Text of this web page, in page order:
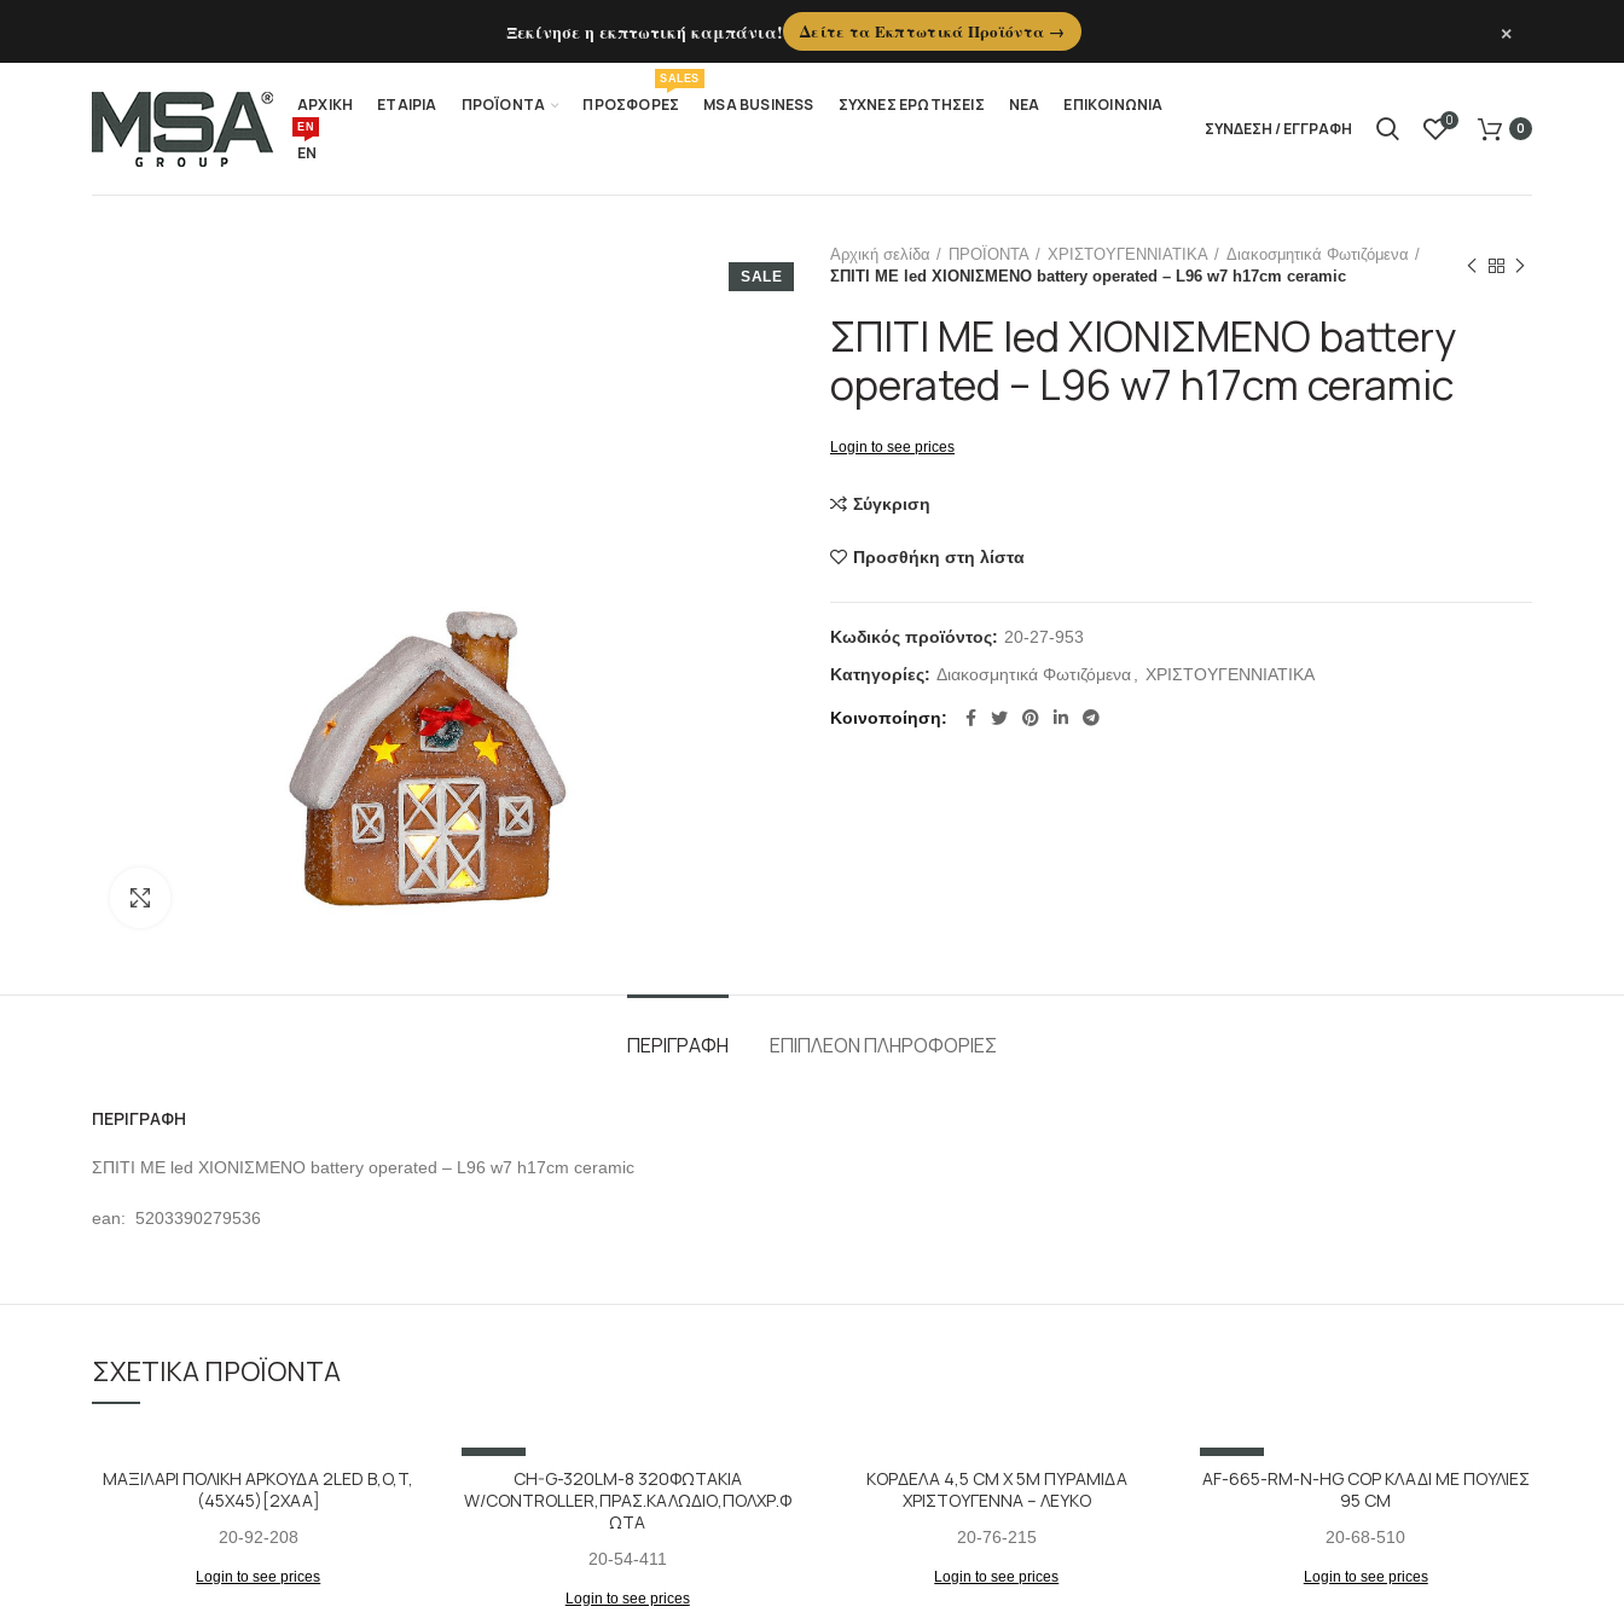
ΑΡΧΙΚΗ ΕΤΑΙΡΙΑ ΠΡΟΪΟΝΤΑ ΠΡΟΣΦΟΡΕΣ
SALES
MSA BUSINESS ΣΥΧΝΕΣ ΕΡΩΤΗΣΕΙΣ ΝΕΑ ΕΠΙΚΟΙΝΩΝΙΑ
EN
EN ΣΥΝΔΕΣΗ / ΕΓΓΡΑΦΗ 0
0
SALE
Αρχική σελίδα ΠΡΟΪΟΝΤΑ ΧΡΙΣΤΟΥΓΕΝΝΙΑΤΙΚΑ
Διακοσμητικά Φωτιζόμενα
ΣΠΙΤΙ ΜΕ led ΧΙΟΝΙΣΜΕΝΟ battery operated – L96 w7 h17cm ceramic
ΣΠΙΤΙ ΜΕ led ΧΙΟΝΙΣΜΕΝΟ battery
operated – L96 w7 h17cm ceramic
Login to see prices
Σύγκριση
Προσθήκη στη λίστα
Κωδικός προϊόντος: 20-27-953
Κατηγορίες: Διακοσμητικά Φωτιζόμενα ΧΡΙΣΤΟΥΓΕΝΝΙΑΤΙΚΑ
Κοινοποίηση
ΠΕΡΙΓΡΑΦΉ ΕΠΙΠΛΈΟΝ ΠΛΗΡΟΦΟΡΊΕΣ
ΠΕΡΙΓΡΑΦΉ
ΣΠΙΤΙ ΜΕ led ΧΙΟΝΙΣΜΕΝΟ battery operated – L96 w7 h17cm ceramic
ean: 5203390279536
ΣΧΕΤΙΚΆ ΠΡΟΪΌΝΤΑ
ΜΑΞΙΛΑΡΙ ΠΟΛΙΚΗ ΑΡΚΟΥΔΑ 2LED B,O,T,
(45X45)[2XAA]
20-92-208
Login to see prices
CH-G-320LM-8 320ΦΩΤΑΚΙΑ
W/CONTROLLER,ΠΡΑΣ.ΚΑΛΩΔΙΟ,ΠΟΛΧΡ.Φ
ΩΤΑ
20-54-411
Login to see prices
ΚΟΡΔΕΛΑ 4,5 CM Χ 5Μ ΠΥΡΑΜΙΔΑ
ΧΡΙΣΤΟΥΓΕΝΝΑ – ΛΕΥΚΟ
20-76-215
Login to see prices
AF-665-RM-Ν-HG COP ΚΛΑΔΙ ΜΕ ΠΟΥΛΙΕΣ
95 CM
20-68-510
Login to see prices
Ξεκίνησε η εκπτωτική καμπάνια! Δείτε τα Εκπτωτικά Προϊόντα → ×